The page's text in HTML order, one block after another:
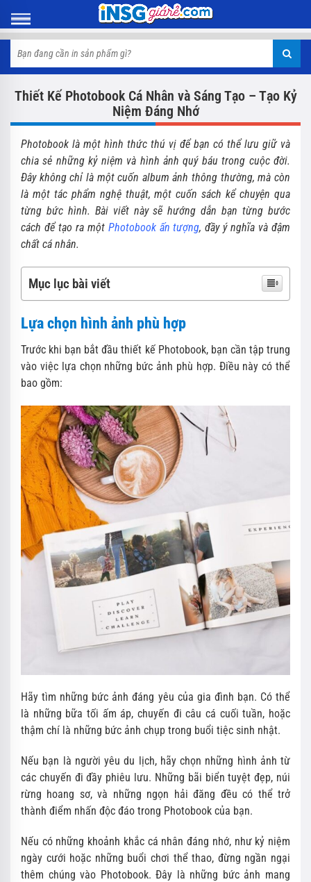
Thiết Kế Photobook Cá Nhân và Sáng Tạo – Tạo Kỷ
Niệm Đáng Nhớ
Photobook là một hình thức thú vị để bạn có thể lưu giữ và
chia sẻ những kỷ niệm và hình ảnh quý báu trong cuộc đời.
Đây không chỉ là một cuốn album ảnh thông thường, mà còn
là một tác phẩm nghệ thuật, một cuốn sách kể chuyện qua
từng bức hình. Bài viết này sẽ hướng dẫn bạn từng bước
cách để tạo ra một Photobook ấn tượng, đầy ý nghĩa và đậm
chất cá nhân.
Mục lục bài viết
Lựa chọn hình ảnh phù hợp
Trước khi bạn bắt đầu thiết kế Photobook, bạn cần tập trung
vào việc lựa chọn những bức ảnh phù hợp. Điều này có thể
bao gồm:
Hãy tìm những bức ảnh đáng yêu của gia đình bạn. Có thể
là những bữa tối ấm áp, chuyến đi câu cá cuối tuần, hoặc
thậm chí là những bức ảnh chụp trong buổi tiệc sinh nhật.
Nếu bạn là người yêu du lịch, hãy chọn những hình ảnh từ
các chuyến đi đầy phiêu lưu. Những bãi biển tuyệt đẹp, núi
rừng hoang sơ, và những ngọn hải đăng đều có thể trở
thành điểm nhấn độc đáo trong Photobook của bạn.
Nếu có những khoảnh khắc cá nhân đáng nhớ, như kỷ niệm
ngày cưới hoặc những buổi chơi thể thao, đừng ngần ngại
thêm chúng vào Photobook. Đây là những bức ảnh mang